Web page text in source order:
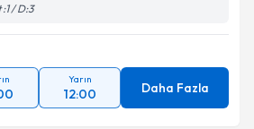
/ D:3
Yarın
12:00 Daha Fazla